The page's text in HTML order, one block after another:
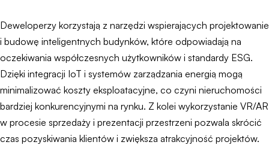
Deweloperzy korzystają z narzędzi wspierających projektowanie
i budowę inteligentnych budynków, które odpowiadają na
oczekiwania współczesnych użytkowników i standardy ESG.
Dzięki integracji IoT i systemów zarządzania energią mogą
minimalizować koszty eksploatacyjne, co czyni nieruchomości
bardziej konkurencyjnymi na rynku. Z kolei wykorzystanie VR/AR
w procesie sprzedaży i prezentacji przestrzeni pozwala skrócić
czas pozyskiwania klientów i zwiększa atrakcyjność projektów.